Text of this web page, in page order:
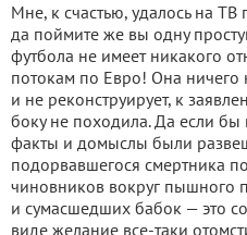
Мне, к счастью, удалось на ТВ
да поймите же вы одну
футбола не имеет никакого
потокам по Евро! Она ничего
и не реконструирует, к
боку не походила. Да если
факты и домыслы были
подорвавшегося смертника
чиновников вокруг пышного
и сумасшедших бабок — это
виде желание все-таки